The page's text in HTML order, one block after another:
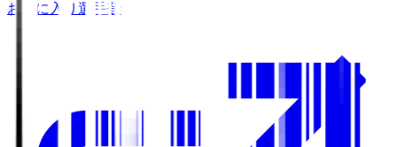
お気に入り選手登録